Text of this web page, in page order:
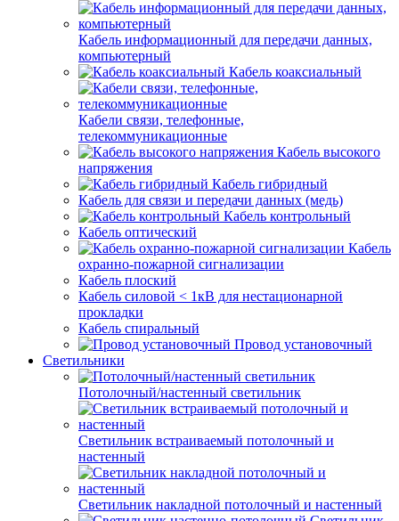
Кабель информационный для передачи данных,
компьютерный
Кабель коаксиальный
Кабели связи, телефонные,
телекоммуникационные
Кабель высокого
напряжения
Кабель гибридный
Кабель для связи и передачи данных (медь)
Кабель контрольный
Кабель оптический
Кабель
охранно-пожарной сигнализации
Кабель плоский
Кабель силовой < 1кВ для нестационарной
прокладки
Кабель спиральный
Провод установочный
Светильники
Потолочный/настенный светильник
Светильник встраиваемый потолочный и
настенный
Светильник накладной потолочный и настенный